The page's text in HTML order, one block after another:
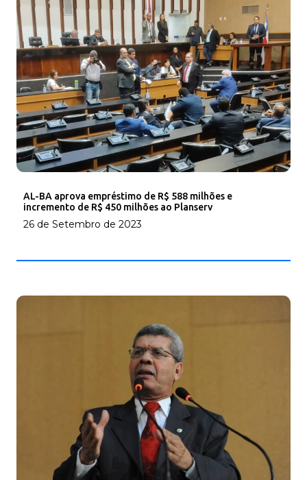
AL-BA aprova empréstimo de R$ 588 milhões e
incremento de R$ 450 milhões ao Planserv
26 de Setembro de 2023